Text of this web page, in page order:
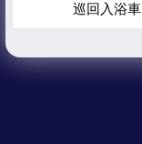
巡回入浴車